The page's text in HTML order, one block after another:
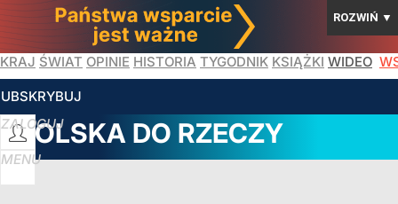
ROZWIŃ ▼
KRAJ ŚWIAT OPINIE HISTORIA TYGODNIK KSIĄŻKI WIDEO
ZALOGUJ
MENU
POLSKA DO RZECZY